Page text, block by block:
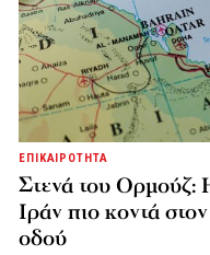
ΕΠΙΚΑΙΡΟΤΗΤΑ
Στενά του Ορμούζ:
Ιράν πιο κοντά
οδού